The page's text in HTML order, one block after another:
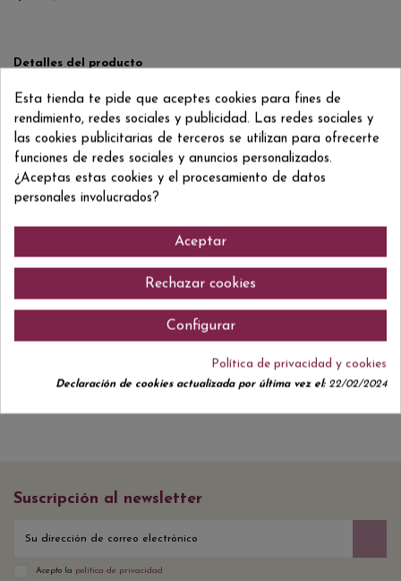
Detalles del producto
Reviews(0)
ean13 8002240001009
No hay reseñas de clientes en este momento.
Suscripción al newsletter
Acepto la política de privacidad
Esta tienda te pide que aceptes cookies para fines de
rendimiento, redes sociales y publicidad. Las redes sociales y
las cookies publicitarias de terceros se utilizan para ofrecerte
funciones de redes sociales y anuncios personalizados.
¿Aceptas estas cookies y el procesamiento de datos
personales involucrados?
Aceptar
Rechazar cookies
Configurar
Política de privacidad y cookies
Declaración de cookies actualizada por última vez el:22/02/2024